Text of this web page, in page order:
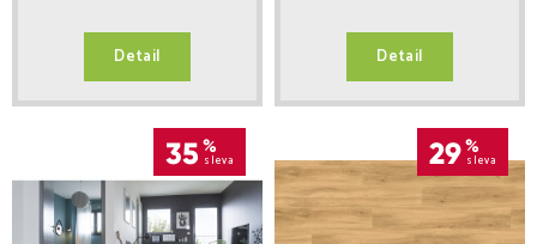
Detail Detail
35 %
sleva 29%
sleva